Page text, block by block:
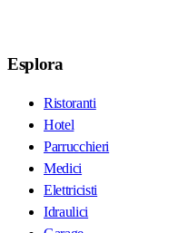
Esplora
Ristoranti
Hotel
Parrucchieri
Medici
Elettricisti
Idraulici